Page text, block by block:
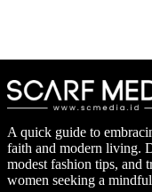
A quick guide to
faith and modern living.
modest fashion tips, and
women seeking a